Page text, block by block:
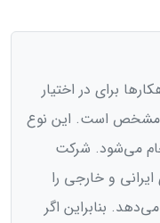
برای در اختیار
مشخص است. این نوع
می‌شود. شرکت
و خارجی را
بنابراین اگر